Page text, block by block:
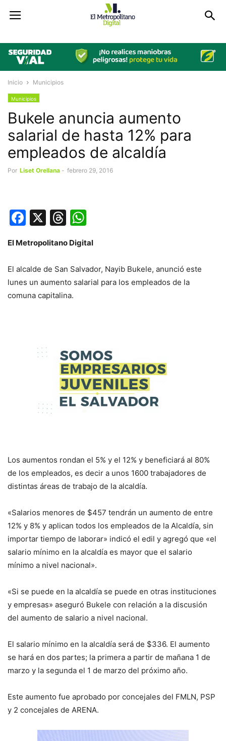
Inicio Municipios
Municipios
Bukele anuncia aumento
salarial de hasta 12% para
empleados de alcaldía
Por Liset Orellana - febrero 29, 2016
Facebook
X Threads
El Metropolitano Digital
El alcalde de San Salvador, Nayib Bukele, anunció este
lunes un aumento salarial para los empleados de la
comuna capitalina.
Los aumentos rondan el 5% y el 12% y beneficiará al 80%
de los empleados, es decir a unos 1600 trabajadores de
distintas áreas de trabajo de la alcaldía.
«Salarios menores de $457 tendrán un aumento de entre
12% y 8% y aplican todos los empleados de la Alcaldía, sin
importar tiempo de laborar» indicó el edil y agregó que «el
salario mínimo en la alcaldía es mayor que el salario
mínimo a nivel nacional».
«Si se puede en la alcaldía se puede en otras instituciones
y empresas» aseguró Bukele con relación a la discusión
del aumento de salario a nivel nacional.
El salario mínimo en la alcaldía será de $336. El aumento
se hará en dos partes; la primera a partir de mañana 1 de
marzo y la segunda el 1 de marzo del próximo año.
Este aumento fue aprobado por concejales del FMLN, PSP
y 2 concejales de ARENA.